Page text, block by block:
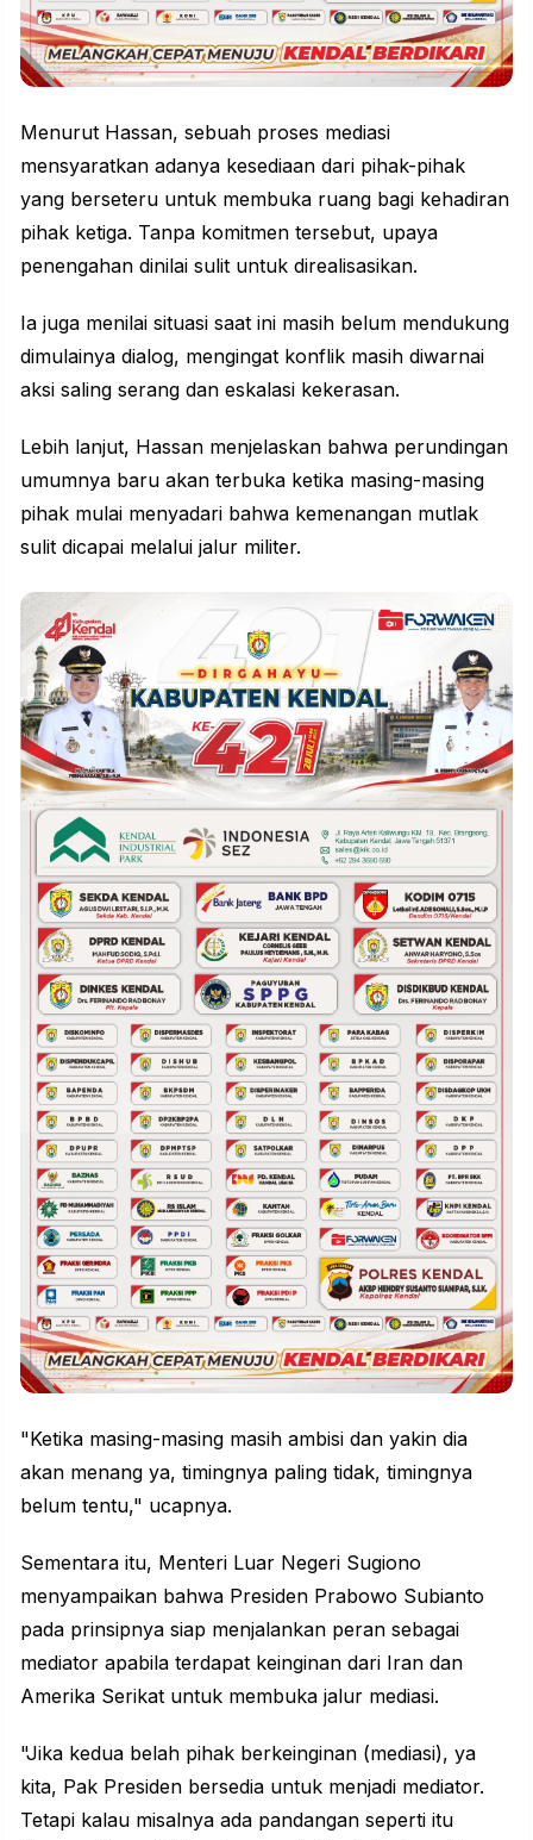
Menurut Hassan, sebuah proses mediasi
mensyaratkan adanya kesediaan dari pihak-pihak
yang berseteru untuk membuka ruang bagi kehadiran
pihak ketiga. Tanpa komitmen tersebut, upaya
penengahan dinilai sulit untuk direalisasikan.
Ia juga menilai situasi saat ini masih belum mendukung
dimulainya dialog, mengingat konflik masih diwarnai
aksi saling serang dan eskalasi kekerasan.
Lebih lanjut, Hassan menjelaskan bahwa perundingan
umumnya baru akan terbuka ketika masing-masing
pihak mulai menyadari bahwa kemenangan mutlak
sulit dicapai melalui jalur militer.
"Ketika masing-masing masih ambisi dan yakin dia
akan menang ya, timingnya paling tidak, timingnya
belum tentu," ucapnya.
Sementara itu, Menteri Luar Negeri Sugiono
menyampaikan bahwa Presiden Prabowo Subianto
pada prinsipnya siap menjalankan peran sebagai
mediator apabila terdapat keinginan dari Iran dan
Amerika Serikat untuk membuka jalur mediasi.
"Jika kedua belah pihak berkeinginan (mediasi), ya
kita, Pak Presiden bersedia untuk menjadi mediator.
Tetapi kalau misalnya ada pandangan seperti itu